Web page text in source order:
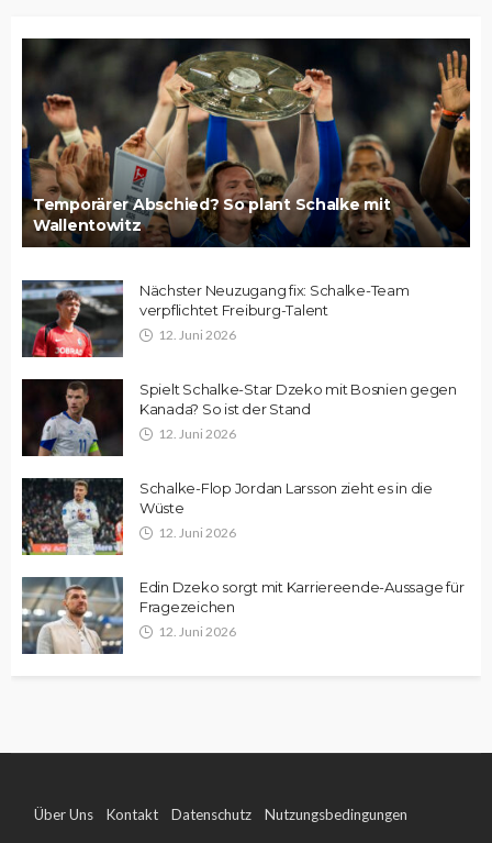
Temporärer Abschied? So plant Schalke mit
Wallentowitz
Nächster Neuzugang fix: Schalke-Team
verpflichtet Freiburg-Talent
12. Juni 2026
Spielt Schalke-Star Dzeko mit Bosnien gegen
Kanada? So ist der Stand
12. Juni 2026
Schalke-Flop Jordan Larsson zieht es in die
Wüste
12. Juni 2026
Edin Dzeko sorgt mit Karriereende-Aussage für
Fragezeichen
12. Juni 2026
Über Uns Kontakt Datenschutz Nutzungsbedingungen